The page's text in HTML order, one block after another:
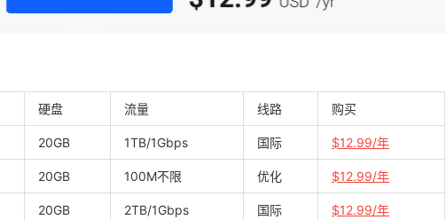
硬盘 流量 线路 购买
20GB 1TB/1Gbps 国际 $12.99/年
20GB 100M不限 优化 $12.99/年
20GB 2TB/1Gbps 国际 $12.99/年